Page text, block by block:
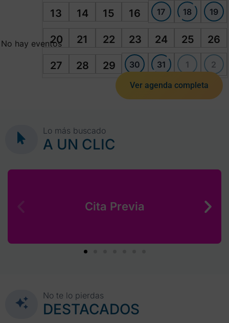
13 14 15 16 17 18 19
20 21 22 23 24 25 26
27 28 29 30 31 1 2
No hay eventos
Ver agenda completa
Lo más buscado
A UN CLIC
Cita Previa
No te lo pierdas
DESTACADOS